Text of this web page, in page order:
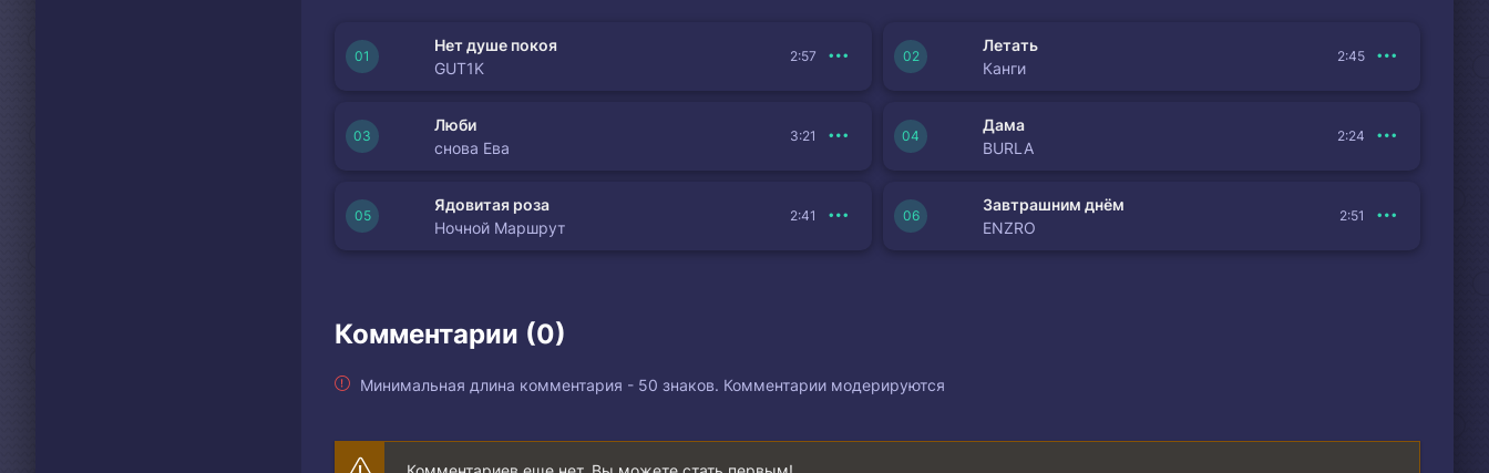
Нет душе покоя
GUT1K
2:57
Летать
Канги
2:45
Люби
снова Ева
3:21
Дама
BURLA
2:24
Ядовитая роза
Ночной Маршрут
2:41
Завтрашним днём
ENZRO
2:51
Комментарии (0)
Минимальная длина комментария - 50 знаков. Комментарии модерируются